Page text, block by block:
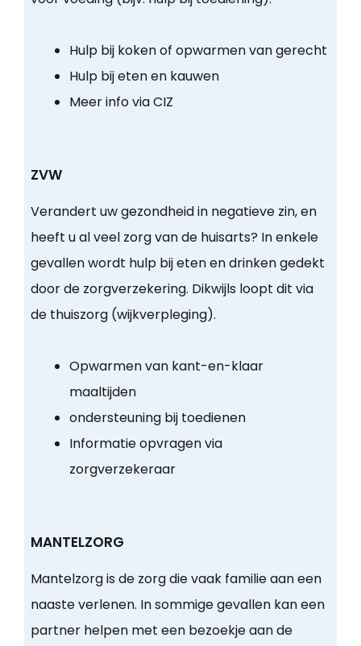
Hulp bij koken of opwarmen van gerecht
Hulp bij eten en kauwen
Meer info via CIZ
ZVW
Verandert uw gezondheid in negatieve zin, en
heeft u al veel zorg van de huisarts? In enkele
gevallen wordt hulp bij eten en drinken gedekt
door de zorgverzekering. Dikwijls loopt dit via
de thuiszorg (wijkverpleging).
Opwarmen van kant-en-klaar
maaltijden
ondersteuning bij toedienen
Informatie opvragen via
zorgverzekeraar
MANTELZORG
Mantelzorg is de zorg die vaak familie aan een
naaste verlenen. In sommige gevallen kan een
partner helpen met een bezoekje aan de